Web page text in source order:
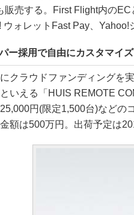
販売する。First Flight内の
ウォレットFast Pay、Yahoo!
ー採用で自由にカスタマイ
クラウドファンディングを
いえる「HUIS REMOTE
円(限定1,500台)などの
額は500万円。出荷予定は